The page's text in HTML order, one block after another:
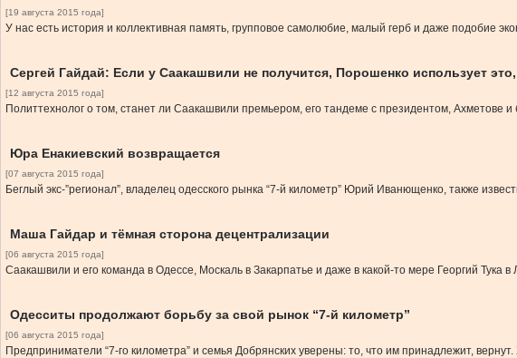
[19 августа 2015 года]
У нас есть история и коллективная память, групповое самолюбие, малый герб и даже подобие
Сергей Гайдай: Если у Саакашвили не получится, Порошенко использует
[12 августа 2015 года]
Политтехнолог о том, станет ли Саакашвили премьером, его тандеме с президентом, Ахметове
Юра Енакиевский возвращается
[07 августа 2015 года]
Беглый экс-”регионал”, владелец одесского рынка “7-й километр” Юрий Иванющенко, также
Маша Гайдар и тёмная сторона децентрализации
[06 августа 2015 года]
Саакашвили и его команда в Одессе, Москаль в Закарпатье и даже в какой-то мере Георгий
Одесситы продолжают борьбу за свой рынок “7-й километр”
[06 августа 2015 года]
Предприниматели “7-го километра” и семья Добрянских уверены: то, что им принадлежит,